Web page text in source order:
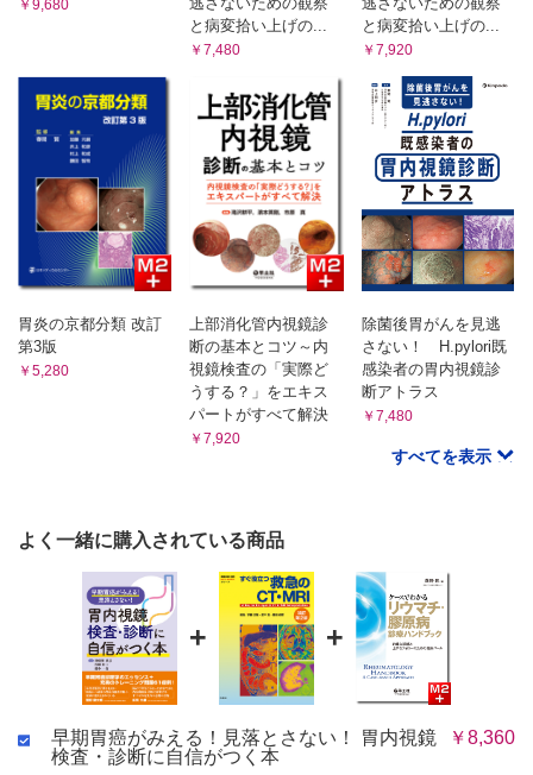
￥9,680
と病変拾い上げの...
￥7,480
と病変拾い上げの...
￥7,920
胃炎の京都分類 改訂
第3版
￥5,280
上部消化管内視鏡診
断の基本とコツ～内
視鏡検査の「実際ど
うする？」をエキス
パートがすべて解決
￥7,920
除菌後胃がんを見逃
さない！ H.pylori既
感染者の胃内視鏡診
断アトラス
￥7,480
すべてを表示
よく一緒に購入されている商品
+ +
早期胃癌がみえる！見落とさない！ 胃内視鏡
検査・診断に自信がつく本
￥8,360